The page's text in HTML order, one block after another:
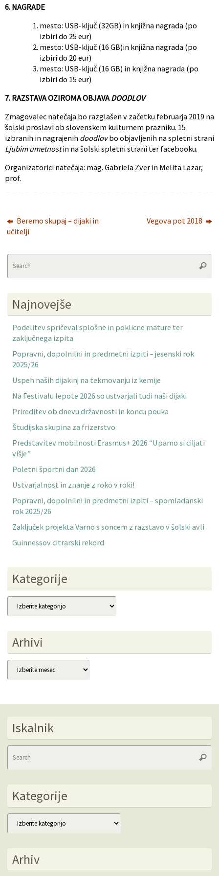
6. NAGRADE
mesto: USB-ključ (32GB) in knjižna nagrada (po
izbiri do 25 eur)
mesto: USB-ključ (16 GB)in knjižna nagrada (po
izbiri do 20 eur)
mesto: USB-ključ (16 GB) in knjižna nagrada (po
izbiri do 15 eur)
7. RAZSTAVA OZIROMA OBJAVADOODLOV
Zmagovalec natečaja bo razglašen v začetku februarja 2019 na
šolski proslavi ob slovenskem kulturnem prazniku. 15
izbranih in nagrajenih doodlovbo objavljenih na spletni strani
Ljubim umetnostin na šolski spletni strani ter facebooku.
Organizatorici natečaja: mag. Gabriela Zver in Melita Lazar,
prof.
Beremo skupaj – dijaki in
učitelji
Vegova pot 2018
Najnovejše
Podelitev spričeval splošne in poklicne mature ter
zaključnega izpita
Popravni, dopolnilni in predmetni izpiti – jesenski rok
2025/26
Uspeh naših dijakinj na tekmovanju iz kemije
Na Festivalu lepote 2026 so ustvarjali tudi naši dijaki
Prireditev ob dnevu državnosti in koncu pouka
Študijska skupina za frizerstvo
Predstavitev mobilnosti Erasmus+ 2026 “Upamo si ciljati
višje”
Poletni športni dan 2026
Ustvarjalnost in znanje z roko v roki!
Popravni, dopolnilni in predmetni izpiti – spomladanski
rok 2025/26
Zaključek projekta Varno s soncem z razstavo v šolski avli
Guinnessov citrarski rekord
Kategorije
Kategorije
Arhivi
Arhivi
Iskalnik
Kategorije
Kategorije
Arhiv